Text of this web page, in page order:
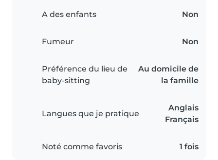
A des enfants Non
Fumeur Non
Préférence du lieu de
baby-sitting
Au domicile de
la famille
Langues que je pratique
Anglais
Français
Noté comme favoris 1 fois